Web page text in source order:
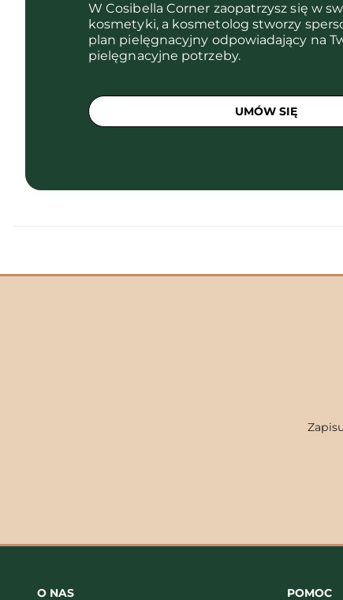
W Cosibella Corner zaopatrzysz się w
kosmetyki, a kosmetolog stworzy
plan pielęgnacyjny odpowiadający na
pielęgnacyjne potrzeby.
UMÓW SIĘ
O NAS POMOC